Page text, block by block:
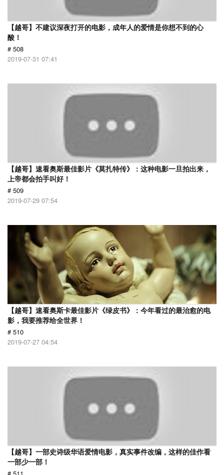
【越哥】不建议深夜打开的电影，成年人的爱情是你想不到的心
酸！
# 508
2019-07-31 07:41
【越哥】速看奥斯最佳影片《莫扎特传》：这种电影一旦拍出来，
上帝都会拍手叫好！
# 509
2019-07-29 07:54
【越哥】速看奥斯卡最佳影片《绿皮书》：今年看过的最治愈的电
影，我要推荐给全世界！
# 510
2019-07-27 04:54
【越哥】一部史诗级华语爱情电影，真实事件改编，这样的佳作看
一部少一部！